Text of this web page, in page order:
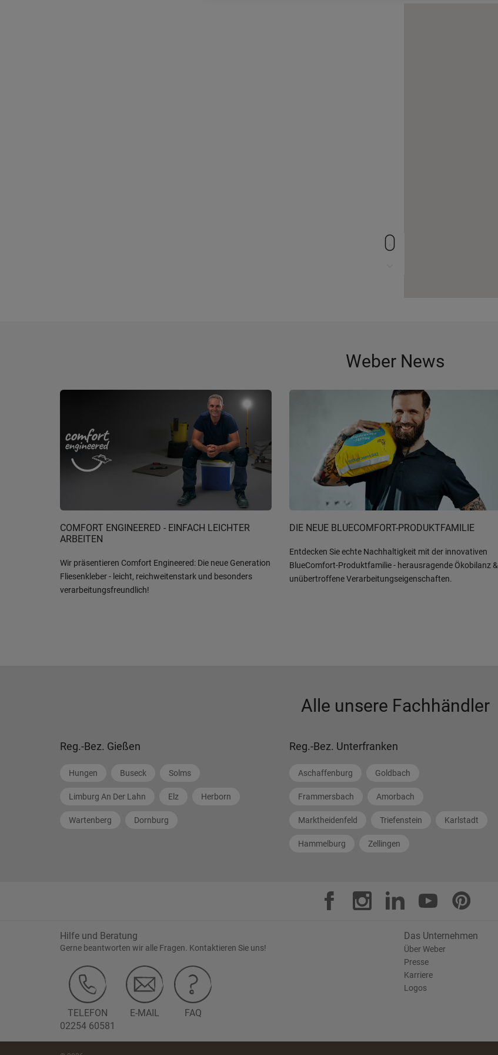
Weber News
COMFORT ENGINEERED - EINFACH LEICHTER
ARBEITEN
Wir präsentieren Comfort Engineered: Die neue Generation
Fliesenkleber - leicht, reichweitenstark und besonders
verarbeitungsfreundlich!
DIE NEUE BLUECOMFORT-PRODUKTFAMILIE
Entdecken Sie echte Nachhaltigkeit mit der innovativen
BlueComfort-Produktfamilie - herausragende Ökobilanz &
unübertroffene Verarbeitungseigenschaften.
Alle unsere Fachhändler
Reg.-Bez. Gießen
Hungen Buseck Solms
Limburg An Der Lahn Elz Herborn
Wartenberg Dornburg
Reg.-Bez. Unterfranken
Aschaffenburg Goldbach
Frammersbach Amorbach
Marktheidenfeld Triefenstein Karlstadt
Hammelburg Zellingen
Hilfe und Beratung
Gerne beantworten wir alle Fragen. Kontaktieren Sie uns!
TELEFON
02254 60581
E-MAIL FAQ
Das Unternehmen
Über Weber
Presse
Karriere
Logos